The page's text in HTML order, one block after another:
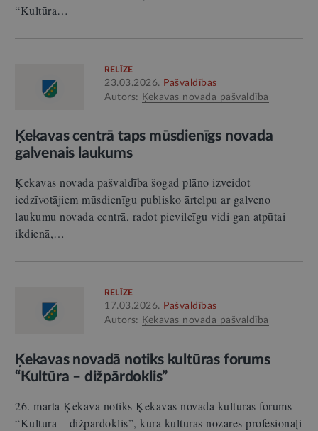
“Kultūra…
RELĪZE
23.03.2026. Pašvaldības
Autors:
Ķekavas novada pašvaldība
Ķekavas centrā taps mūsdienīgs novada
galvenais laukums
Ķekavas novada pašvaldība šogad plāno izveidot
iedzīvotājiem mūsdienīgu publisko ārtelpu ar galveno
laukumu novada centrā, radot pievilcīgu vidi gan atpūtai
ikdienā,…
RELĪZE
17.03.2026. Pašvaldības
Autors:
Ķekavas novada pašvaldība
Ķekavas novadā notiks kultūras forums
“Kultūra – dižpārdoklis”
26. martā Ķekavā notiks Ķekavas novada kultūras forums
“Kultūra – dižpārdoklis”, kurā kultūras nozares profesionāļi